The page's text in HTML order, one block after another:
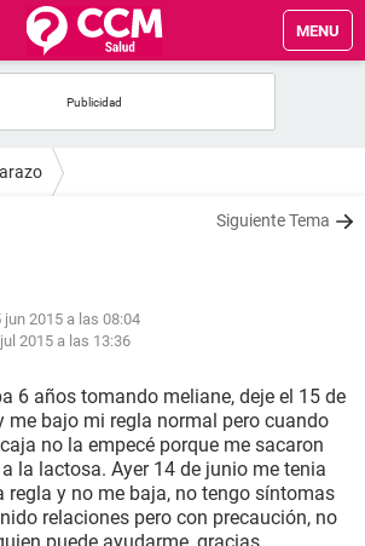
MENU
Siguiente Tema
jun 2015 a las 08:04
2015 a las 13:36
6 años tomando meliane, deje el 15 de
me bajo mi regla normal pero cuando
no la empecé porque me sacaron
la lactosa. Ayer 14 de junio me tenia
regla y no me baja, no tengo síntomas
relaciones pero con precaución, no